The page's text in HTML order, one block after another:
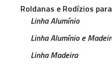
Roldanas e Rodízios
Linha Alumínio
Linha Alumínio e
Linha Madeira